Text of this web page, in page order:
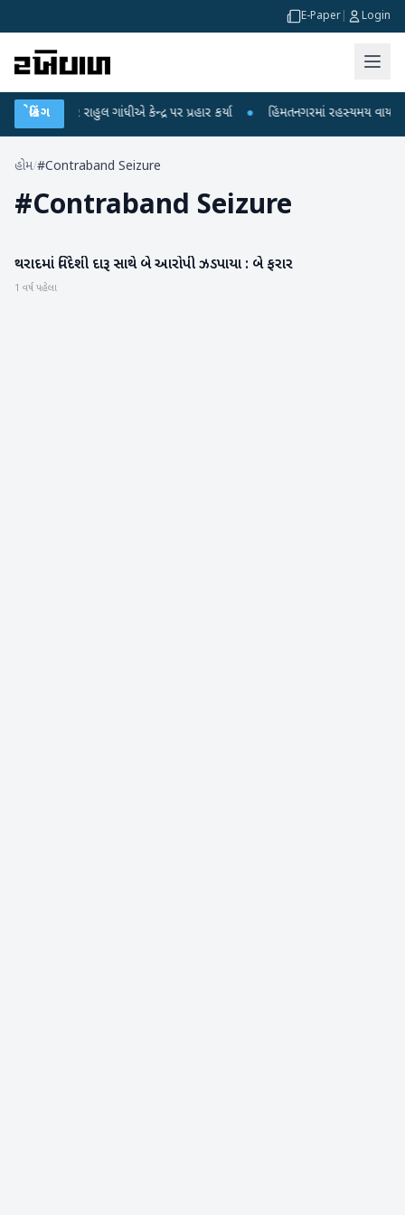
E-Paper Login
બ્રેકિંગ
આરોપો પર રાહુલ ગાંધીએ કેન્દ્ર પર પ્રહાર કર્યા ● હિંમતનગરમાં રહસ્યમય વાયરસ કે
હોમ/#Contraband Seizure
#Contraband Seizure
બનાસકાંઠા થરાદમાં વિદેશી દારૂ સાથે બે આરોપી ઝડપાયા : બે ફરાર
1 વર્ષ પહેલા